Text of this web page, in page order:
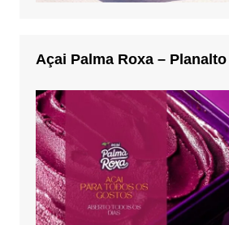
Açai Palma Roxa –